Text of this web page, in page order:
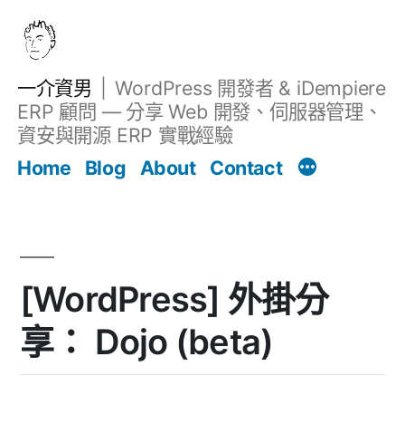
一介資男
WordPress 開發者 & iDempiere
ERP 顧問 — 分享 Web 開發、伺服器管理、
資安與開源 ERP 實戰經驗
Home
Blog About Contact
[WordPress] 外掛分
享： Dojo (beta)
文章